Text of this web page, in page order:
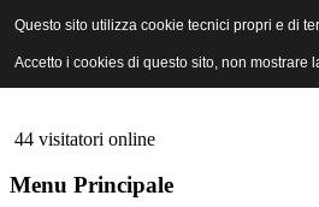
ANICA | Associazione Nazionale
44 visitatori online
Menu Principale
Questo sito utilizza cookie tecnici propri e di
Accetto i cookies di questo sito, non mostrare
Questo sito utilizza cookie tecnici propri e di
Accetto i cookies di questo sito, non mostrare